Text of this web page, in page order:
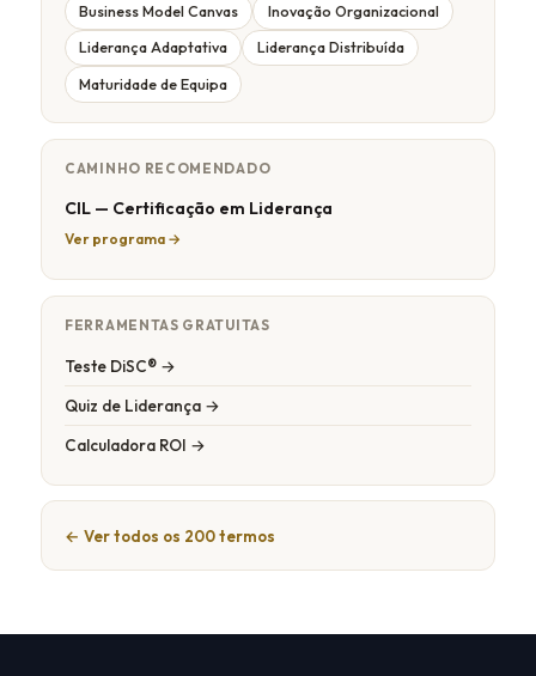
Business Model Canvas Inovação Organizacional
Liderança Adaptativa Liderança Distribuída
Maturidade de Equipa
CAMINHO RECOMENDADO
CIL — Certificação em Liderança
Ver programa →
FERRAMENTAS GRATUITAS
Teste DiSC® →
Quiz de Liderança →
Calculadora ROI →
← Ver todos os 200 termos